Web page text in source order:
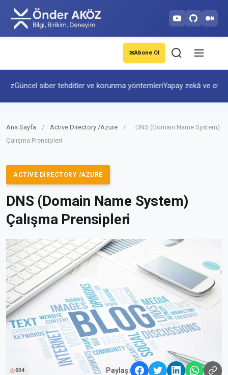
✉Abone Ol
siber tehditler ve korunma yöntemleriYapay zekâ ve
Ana Sayfa / Active Directory /Azure /
DNS (Domain Name System)
Çalışma Prensipleri
ACTIVE DIRECTORY /AZURE
DNS (Domain Name System)
Çalışma Prensipleri
634 Paylaş: